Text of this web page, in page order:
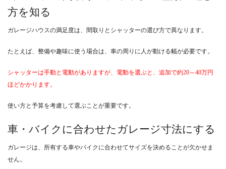
方を知る
ガレージハウスの満足度は、間取りとシャッターの選び方で異なります。
たとえば、整備や趣味に使う場合は、車の周りに人が動ける幅が必要です。
シャッターは手動と電動がありますが、電動を選ぶと、追加で約20～40万円
ほどかかります。
使い方と予算を考慮して選ぶことが重要です。
車・バイクに合わせたガレージ寸法にする
ガレージは、所有する車やバイクに合わせてサイズを決めることが欠かせま
せん。